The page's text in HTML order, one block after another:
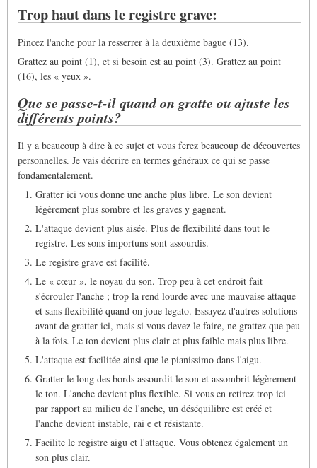
Trop haut dans le registre grave:
Pincez l'anche pour la resserrer à la deuxième bague (13).
Grattez au point (1), et si besoin est au point (3). Grattez au point
(16), les « yeux ».
Que se passe-t-il quand on gratte ou ajuste les
différents points?
Il y a beaucoup à dire à ce sujet et vous ferez beaucoup de découvertes
personnelles. Je vais décrire en termes généraux ce qui se passe
fondamentalement.
Gratter ici vous donne une anche plus libre. Le son devient
légèrement plus sombre et les graves y gagnent.
L'attaque devient plus aisée. Plus de flexibilité dans tout le
registre. Les sons importuns sont assourdis.
Le registre grave est facilité.
Le « cœur », le noyau du son. Trop peu à cet endroit fait
s'écrouler l'anche ; trop la rend lourde avec une mauvaise attaque
et sans flexibilité quand on joue legato. Essayez d'autres solutions
avant de gratter ici, mais si vous devez le faire, ne grattez que peu
à la fois. Le ton devient plus clair et plus faible mais plus libre.
L'attaque est facilitée ainsi que le pianissimo dans l'aigu.
Gratter le long des bords assourdit le son et assombrit légèrement
le ton. L'anche devient plus flexible. Si vous en retirez trop ici
par rapport au milieu de l'anche, un déséquilibre est créé et
l'anche devient instable, rai e et résistante.
Facilite le registre aigu et l'attaque. Vous obtenez également un
son plus clair.